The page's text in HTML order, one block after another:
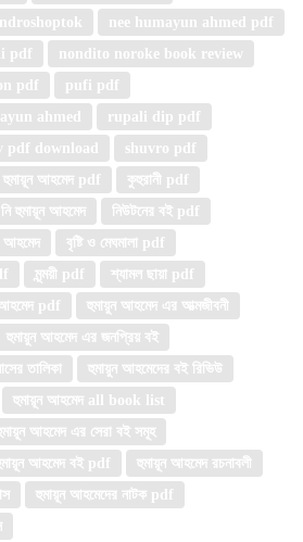
nee humayun ahmed pdf
pdf
nondito noroke book review
pdf
pufi pdf
ahmed
rupali dip pdf
pdf download
shuvro pdf
হুমায়ূন আহমেদ pdf
কুহুরানী pdf
নি হুমায়ূন আহমেদ
নিউটনের বই pdf
আহমেদ
বৃষ্টি ও মেঘমালা pdf
মৃন্ময়ী pdf
শ্যামল ছায়া pdf
pdf
হুমায়ুন আহমেদ এর আত্মজীবনী
হুমায়ুন আহমেদ এর জনপ্রিয় বই
তালিকা
হুমায়ুন আহমেদের বই রিভিউ
হুমায়ূন আহমেদ all book list
আহমেদ এর সেরা বই সমূহ
আহমেদ বই pdf
হুমায়ূন আহমেদ রচনাবলী
হুমায়ূন আহমেদের নাটক pdf